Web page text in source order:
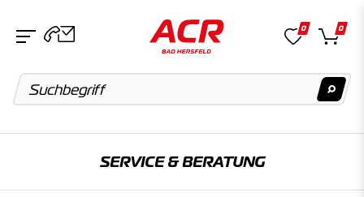
0 0
SERVICE & BERATUNG